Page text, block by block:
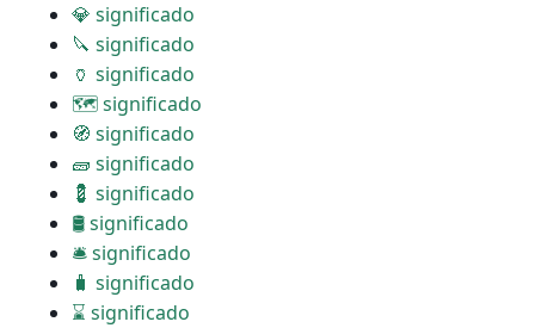
💎 significado
🔪 significado
🏺 significado
🗺 significado
🧭 significado
🧱 significado
💈 significado
🛢 significado
🛎 significado
🧳 significado
⌛ significado